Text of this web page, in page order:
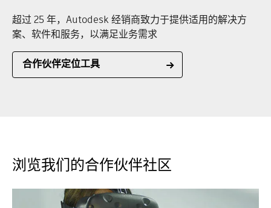
超过 25 年，Autodesk 经销商致力于提供适用的解决方
案、软件和服务，以满足业务需求
合作伙伴定位工具
浏览我们的合作伙伴社区